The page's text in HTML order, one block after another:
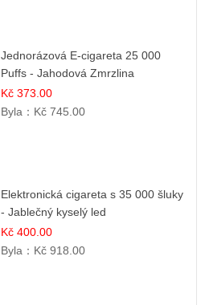
Jednorázová E-cigareta 25 000
Puffs - Jahodová Zmrzlina
Kč 373.00
Byla： Kč 745.00
Elektronická cigareta s 35 000 šluky
- Jablečný kyselý led
Kč 400.00
Byla： Kč 918.00